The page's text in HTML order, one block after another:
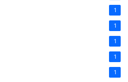
1
1
1
1
1